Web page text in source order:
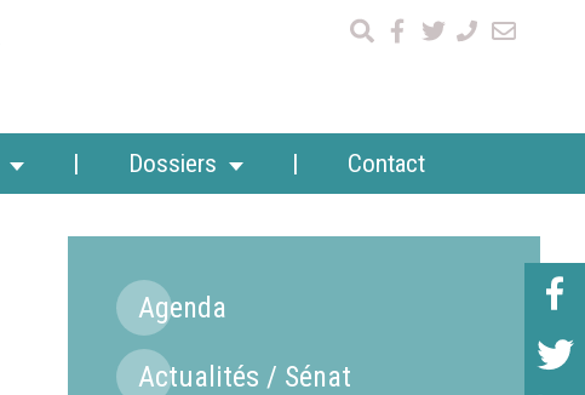
Dossiers Contact
Agenda
Actualités / Sénat